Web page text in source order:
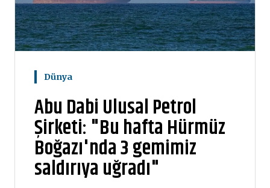
Dünya
Abu Dabi Ulusal Petrol
Şirketi: "Bu hafta Hürmüz
Boğazı'nda 3 gemimiz
saldırıya uğradı"